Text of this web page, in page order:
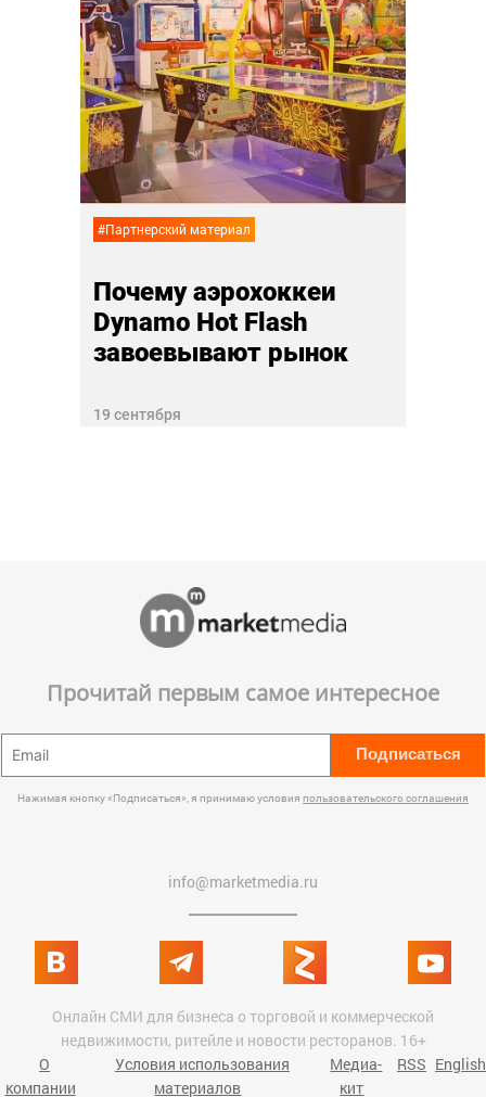
#Партнерский материал
Почему аэрохоккеи
Dynamo Hot Flash
завоевывают рынок
19 сентября
Прочитай первым самое интересное
Подписаться
Нажимая кнопку «Подписаться», я принимаю условия пользовательского соглашения
info@marketmedia.ru
Онлайн СМИ для бизнеса о торговой и коммерческой
недвижимости, ритейле и новости ресторанов. 16+
О
компании
Условия использования
материалов
Медиа-
кит
RSS English